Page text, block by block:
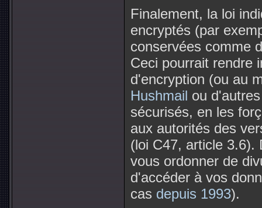
Finalement, la loi
encryptés (par
conservées comme
Ceci pourrait rendre
d'encryption (ou au
Hushmail ou
sécurisés, en les
aux autorités des
(loi C47, article 3.6).
vous ordonner de
d'accéder à vos
cas depuis 1993).